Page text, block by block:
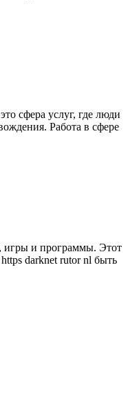
сфера услуг, где люди
Работа в сфере
игры и программы. Этот
darknet rutor nl быть